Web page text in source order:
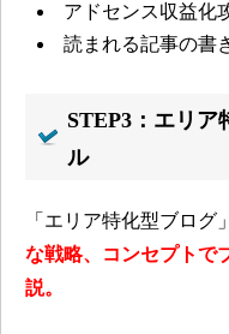
アドセンス収益化
読まれる記事の書
STEP3：エリア
ル
「エリア特化型ブログ
な戦略、コンセプトで
説。